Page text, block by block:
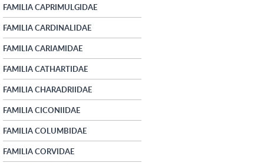
FAMILIA CAPRIMULGIDAE
FAMILIA CARDINALIDAE
FAMILIA CARIAMIDAE
FAMILIA CATHARTIDAE
FAMILIA CHARADRIIDAE
FAMILIA CICONIIDAE
FAMILIA COLUMBIDAE
FAMILIA CORVIDAE